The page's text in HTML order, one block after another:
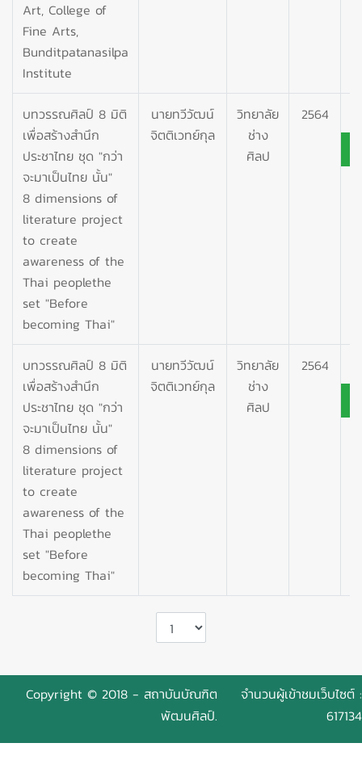
Art, College of
Fine Arts,
Bunditpatanasilpa
Institute
บทวรรณศิลป์ 8 มิติ
เพื่อสร้างสำนึก
ประชาไทย ชุด "กว่า
จะมาเป็นไทย นั้น"
8 dimensions of
literature project
to create
awareness of the
Thai peoplethe
set "Before
becoming Thai"
นายทวีวัฒน์
จิตติเวทย์กุล
วิทยาลัย
ช่าง
ศิลป
2564
บทวรรณศิลป์ 8 มิติ
เพื่อสร้างสำนึก
ประชาไทย ชุด "กว่า
จะมาเป็นไทย นั้น"
8 dimensions of
literature project
to create
awareness of the
Thai peoplethe
set "Before
becoming Thai"
นายทวีวัฒน์
จิตติเวทย์กุล
วิทยาลัย
ช่าง
ศิลป
2564
Copyright © 2018 - สถาบันบัณฑิต
พัฒนศิลป์.
จำนวนผู้เข้าชมเว็บไซต์ :
617134